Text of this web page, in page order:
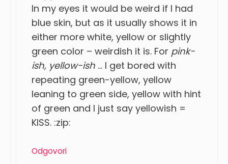
In my eyes it would be weird if I had
blue skin, but as it usually shows it in
either more white, yellow or slightly
green color – weirdish it is. For pink-
ish, yellow-ish … I get bored with
repeating green-yellow, yellow
leaning to green side, yellow with hint
of green and I just say yellowish =
KISS. :zip:
Odgovori